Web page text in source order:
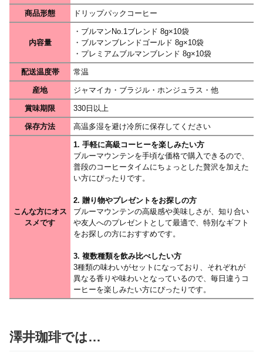
商品形態 ドリップパックコーヒー
内容量
・ブルマンNo.1ブレンド 8g×10袋
・ブルマンブレンドゴールド 8g×10袋
・プレミアムブルマンブレンド 8g×10袋
配送温度帯 常温
産地 ジャマイカ・ブラジル・ホンジュラス・他
賞味期限 330日以上
保存方法 高温多湿を避け冷所に保存してください
こんな方にオス
スメです
1. 手軽に高級コーヒーを楽しみたい方
ブルーマウンテンを手頃な価格で購入できるので、
普段のコーヒータイムにちょっとした贅沢を加えた
い方にぴったりです。
2. 贈り物やプレゼントをお探しの方
ブルーマウンテンの高級感や美味しさが、知り合い
や友人へのプレゼントとして最適で、特別なギフト
をお探しの方におすすめです。
3. 複数種類を飲み比べしたい方
3種類の味わいがセットになっており、それぞれが
異なる香りや味わいとなっているので、毎日違うコ
ーヒーを楽しみたい方にぴったりです。
澤井珈琲では…